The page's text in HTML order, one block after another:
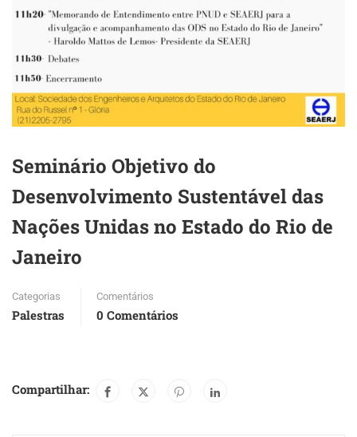
Seminário Objetivo do
Desenvolvimento Sustentável das
Nações Unidas no Estado do Rio de
Janeiro
Categorias
Palestras
Comentários
0 Comentários
Compartilhar: